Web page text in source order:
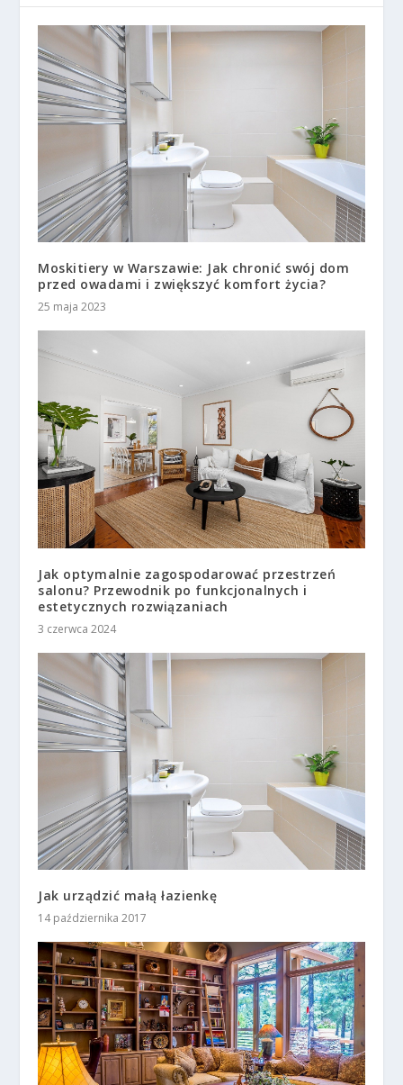
Moskitiery w Warszawie: Jak chronić swój dom
przed owadami i zwiększyć komfort życia?
25 maja 2023
Jak optymalnie zagospodarować przestrzeń
salonu? Przewodnik po funkcjonalnych i
estetycznych rozwiązaniach
3 czerwca 2024
Jak urządzić małą łazienkę
14 października 2017